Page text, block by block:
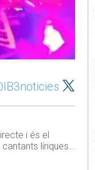
i és el
líriques…